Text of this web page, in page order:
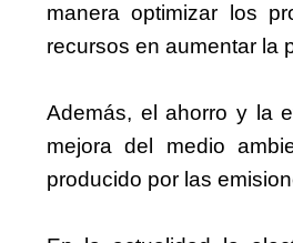
manera optimizar los
recursos en aumentar la
Además, el ahorro y la
mejora del medio
producido por las